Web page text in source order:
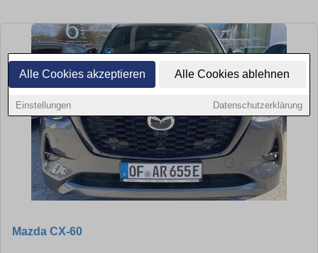
Alle Cookies akzeptieren Alle Cookies ablehnen
Einstellungen Datenschutzerklärung
Mazda CX-60